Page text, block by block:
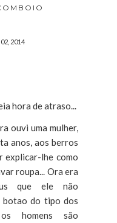
2014
hora de atraso...
ouvi uma mulher,
anos, aos berros
explicar-lhe como
roupa... Ora era
que ele não
do tipo dos
homens são